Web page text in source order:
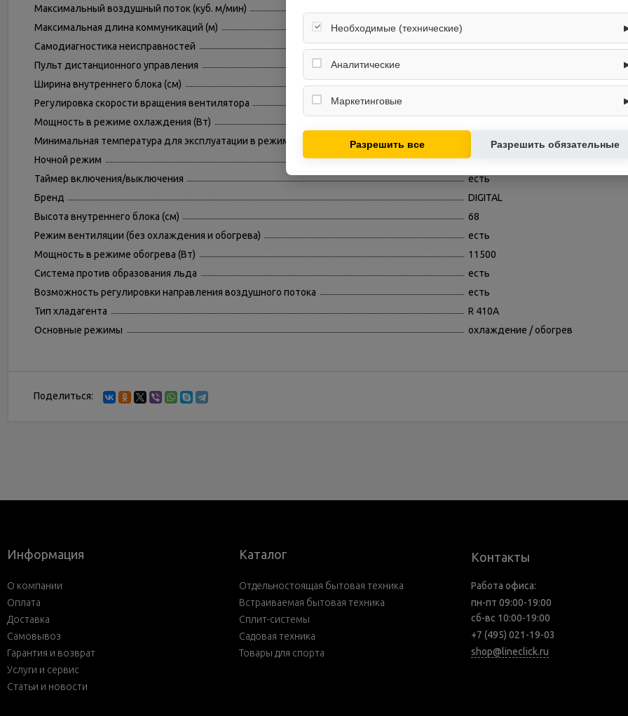
Максимальный воздушный поток (куб. м/мин)
Максимальная длина коммуникаций (м)
Самодиагностика неисправностей
есть
Пульт дистанционного управления
Ширина внутреннего блока (см)
124.5
Регулировка скорости вращения вентилятора
Мощность в режиме охлаждения (Вт)
Минимальная температура для эксплуатации в режиме обогрева (°C)
Ночной режим
есть
Таймер включения/выключения
есть
Бренд
DIGITAL
Высота внутреннего блока (см)
68
Режим вентиляции (без охлаждения и обогрева)
есть
Мощность в режиме обогрева (Вт)
11500
Система против образования льда
есть
Возможность регулировки направления воздушного потока
есть
Тип хладагента
R 410A
Основные режимы
охлаждение / обогрев
Поделиться:
Информация
О компании
Оплата
Доставка
Самовывоз
Гарантия и возврат
Услуги и сервис
Статьи и новости
Каталог
Отдельностоящая бытовая техника
Встраиваемая бытовая техника
Сплит-системы
Садовая техника
Товары для спорта
Контакты
Работа офиса:
пн-пт 09:00-19:00
сб-вс 10:00-19:00
+7 (495) 021-19-03
shop@lineclick.ru
Необходимые (технические)
Обеспечивают корректную работу сайта: оформление заказа, корзина,
вход в личный кабинет. Без них основные функции могут быть
Аналитические
Собирают обезличенную информацию о посещениях и использовании
сайта (например, счётчики аналитики), помогают улучшать интерфейс и
Маркетинговые
Разрешить все Разрешить обязательные